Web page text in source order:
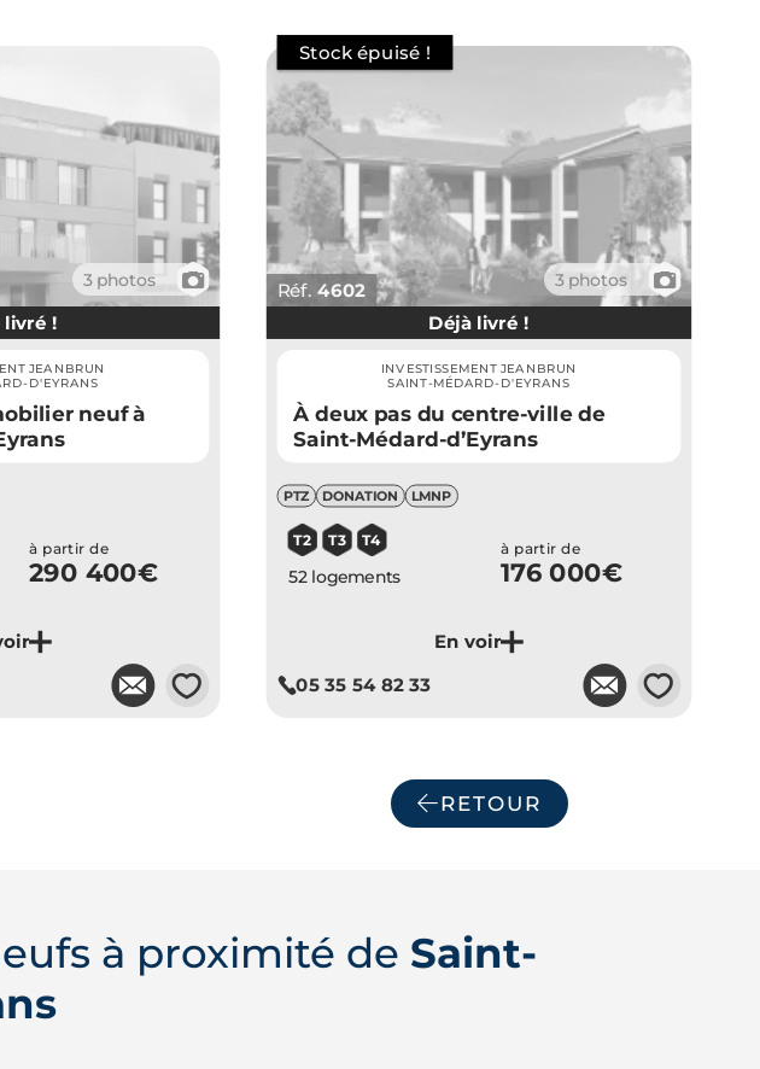
3 photos 📷
programme
livré !
JEANBRUN
D'EYRANS
neuf à
à partir de
290 400€
💗
Réf.4602 3 photos 📷
Je découvre ce programme
Déjà livré !
INVESTISSEMENT JEANBRUN
SAINT-MÉDARD-D'EYRANS
À deux pas du centre-ville de
Saint-Médard-d’Eyrans
PTZ DONATION LMNP
T2 T3 T4
52 logements
à partir de
176 000€
05 35 54 82 33 💗
RETOUR
à proximité de Saint-